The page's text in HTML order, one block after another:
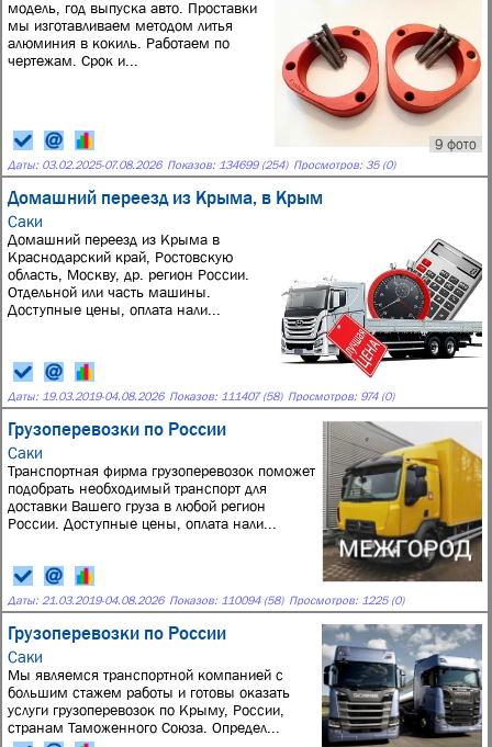
9 фото
модель, год выпуска авто. Проставки
мы изготавливаем методом литья
алюминия в кокиль. Работаем по
чертежам. Срок и...
Даты: 03.02.2025-07.08.2026 Показов: 134699 (254) Просмотров: 35 (0)
Домашний переезд из Крыма, в Крым
Саки
Домашний переезд из Крыма в
Краснодарский край, Ростовскую
область, Москву, др. регион России.
Отдельной или часть машины.
Доступные цены, оплата нали...
Даты: 19.03.2019-04.08.2026 Показов: 111407 (58) Просмотров: 974 (0)
Грузоперевозки по России
Саки
Транспортная фирма грузоперевозок поможет
подобрать необходимый транспорт для
доставки Вашего груза в любой регион
России. Доступные цены, оплата нали...
Даты: 21.03.2019-04.08.2026 Показов: 110094 (58) Просмотров: 1225 (0)
Грузоперевозки по России
Саки
Мы являемся транспортной компанией с
большим стажем работы и готовы оказать
услуги грузоперевозок по Крыму, России,
странам Таможенного Союза. Определ...